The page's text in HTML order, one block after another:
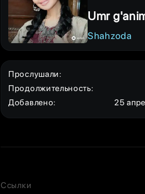
Umr
Shahzoda
Прослушали:
Продолжительность:
Добавлено: 25
Ссылки